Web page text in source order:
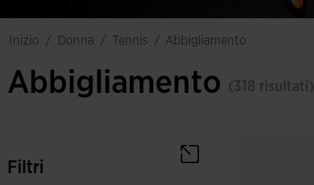
inizio / donna / tennis / abbigliamento
Abbigliamento (318 risultati)
Filtri